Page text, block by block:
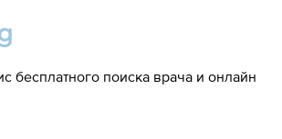
бесплатного поиска врача и онлайн